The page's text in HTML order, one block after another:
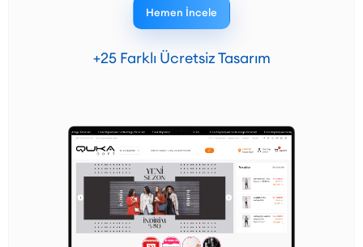
Hemen İncele
+25 Farklı Ücretsiz Tasarım